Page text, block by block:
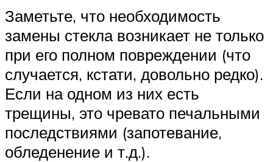
Заметьте, что необходимость
замены стекла возникает не только
при его полном повреждении (что
случается, кстати, довольно редко).
Если на одном из них есть
трещины, это чревато печальными
последствиями (запотевание,
обледенение и т.д.).